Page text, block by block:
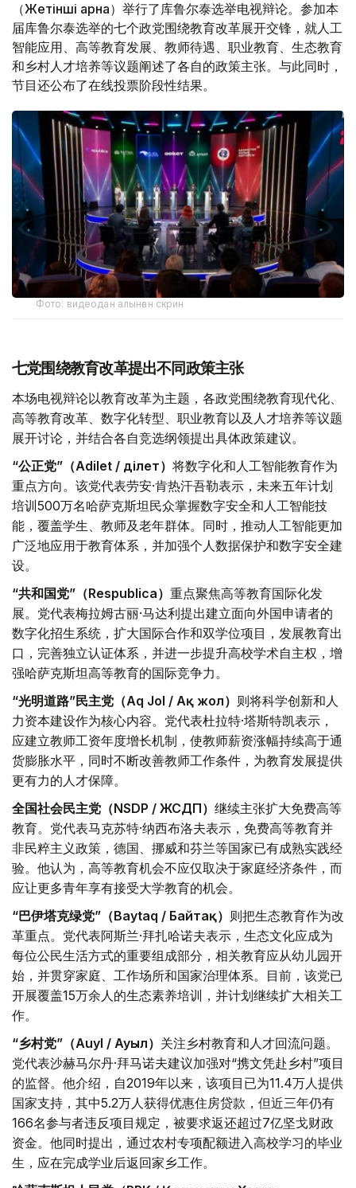
（Жетінші арна）举行了库鲁尔泰选举电视辩论。参加本
届库鲁尔泰选举的七个政党围绕教育改革展开交锋，就人工
智能应用、高等教育发展、教师待遇、职业教育、生态教育
和乡村人才培养等议题阐述了各自的政策主张。与此同时，
节目还公布了在线投票阶段性结果。
Фото: видеодан алынған скрин
七党围绕教育改革提出不同政策主张
本场电视辩论以教育改革为主题，各政党围绕教育现代化、
高等教育改革、数字化转型、职业教育以及人才培养等议题
展开讨论，并结合各自竞选纲领提出具体政策建议。
“公正党”（Adilet / Әділет） 将数字化和人工智能教育作为
重点方向。该党代表劳安·肯热汗吾勒表示，未来五年计划
培训500万名哈萨克斯坦民众掌握数字安全和人工智能技
能，覆盖学生、教师及老年群体。同时，推动人工智能更加
广泛地应用于教育体系，并加强个人数据保护和数字安全建
设。
“共和国党”（Respublica） 重点聚焦高等教育国际化发
展。党代表梅拉姆古丽·马达利提出建立面向外国申请者的
数字化招生系统，扩大国际合作和双学位项目，发展教育出
口，完善独立认证体系，并进一步提升高校学术自主权，增
强哈萨克斯坦高等教育的国际竞争力。
“光明道路”民主党（Aq Jol / Ақ жол） 则将科学创新和人
力资本建设作为核心内容。党代表杜拉特·塔斯特凯表示，
应建立教师工资年度增长机制，使教师薪资涨幅持续高于通
货膨胀水平，同时不断改善教师工作条件，为教育发展提供
更有力的人才保障。
全国社会民主党（NSDP / ЖСДП） 继续主张扩大免费高等
教育。党代表马克苏特·纳西布洛夫表示，免费高等教育并
非民粹主义政策，德国、挪威和芬兰等国家已有成熟实践经
验。他认为，高等教育机会不应仅取决于家庭经济条件，而
应让更多青年享有接受大学教育的机会。
“巴伊塔克绿党”（Baytaq / Байтақ） 则把生态教育作为改
革重点。党代表阿斯兰·拜扎哈诺夫表示，生态文化应成为
每位公民生活方式的重要组成部分，相关教育应从幼儿园开
始，并贯穿家庭、工作场所和国家治理体系。目前，该党已
开展覆盖15万余人的生态素养培训，并计划继续扩大相关工
作。
“乡村党”（Auyl / Ауыл） 关注乡村教育和人才回流问题。
党代表沙赫马尔丹·拜马诺夫建议加强对“携文凭赴乡村”项目
的监督。他介绍，自2019年以来，该项目已为11.4万人提供
国家支持，其中5.2万人获得优惠住房贷款，但近三年仍有
166名参与者违反项目规定，被要求返还超过7亿坚戈财政
资金。他同时提出，通过农村专项配额进入高校学习的毕业
生，应在完成学业后返回家乡工作。